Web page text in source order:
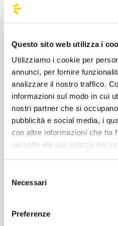
Questo sito web utilizza i
Utilizziamo i cookie per
annunci, per fornire
analizzare il nostro traffico.
informazioni sul modo in cui
nostri partner che si
pubblicità e social media, i
con altre informazioni che ha
raccolto dal suo utilizzo dei
delNecessari
Preferenze
Niccolò Moriconi, in arte
27/01/96. Debutta nel
2018 vince Sanremo
incertezze ed esce il
Nel 2019 pubblica il terzo
ascoltato in Italia su
etichetta Ultimo Records.
con Ed Sheeran nel